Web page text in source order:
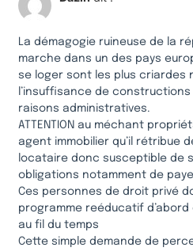
La démagogie ruineuse de la
marche dans un des pays
se loger sont les plus criardes
l’insuffisance de constructions
raisons administratives.
ATTENTION au méchant
agent immobilier qu’il rétribue
locataire donc susceptible de
obligations notamment de
Ces personnes de droit privé
programme reéducatif d’abord
au fil du temps
Cette simple demande de